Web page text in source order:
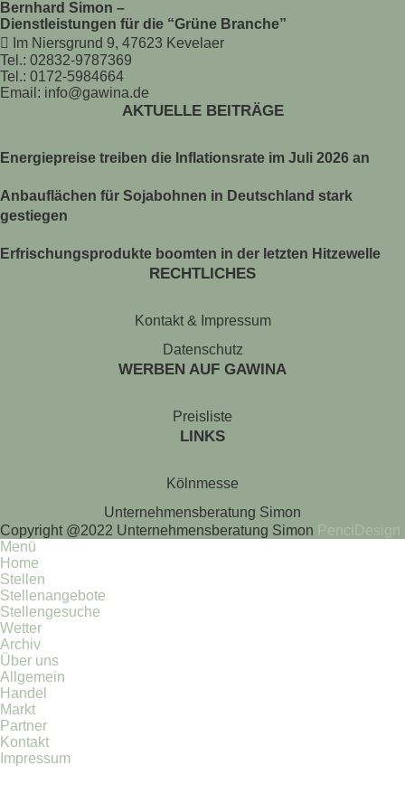
Bernhard Simon –
Dienstleistungen für die “Grüne Branche”
Im Niersgrund 9, 47623 Kevelaer
Tel.: 02832-9787369
Tel.: 0172-5984664
Email: info@gawina.de
AKTUELLE BEITRÄGE
Energiepreise treiben die Inflationsrate im Juli 2026 an
Anbauflächen für Sojabohnen in Deutschland stark
gestiegen
Erfrischungsprodukte boomten in der letzten Hitzewelle
RECHTLICHES
Kontakt & Impressum
Datenschutz
WERBEN AUF GAWINA
Preisliste
LINKS
Kölnmesse
Unternehmensberatung Simon
Copyright @2022 Unternehmensberatung Simon
Menü
Home
Stellen
Stellenangebote
Stellengesuche
Wetter
Archiv
Über uns
Allgemein
Handel
Markt
Partner
Kontakt
Impressum